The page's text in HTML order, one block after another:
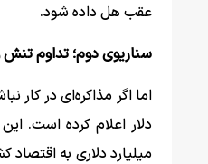
عقب هل داده شود.
سناریوی دوم؛ تداوم